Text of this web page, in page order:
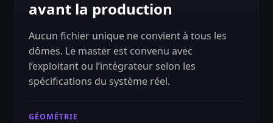
avant la production
Aucun fichier unique ne convient à tous les
dômes. Le master est convenu avec
l’exploitant ou l’intégrateur selon les
spécifications du système réel.
GÉOMÉTRIE